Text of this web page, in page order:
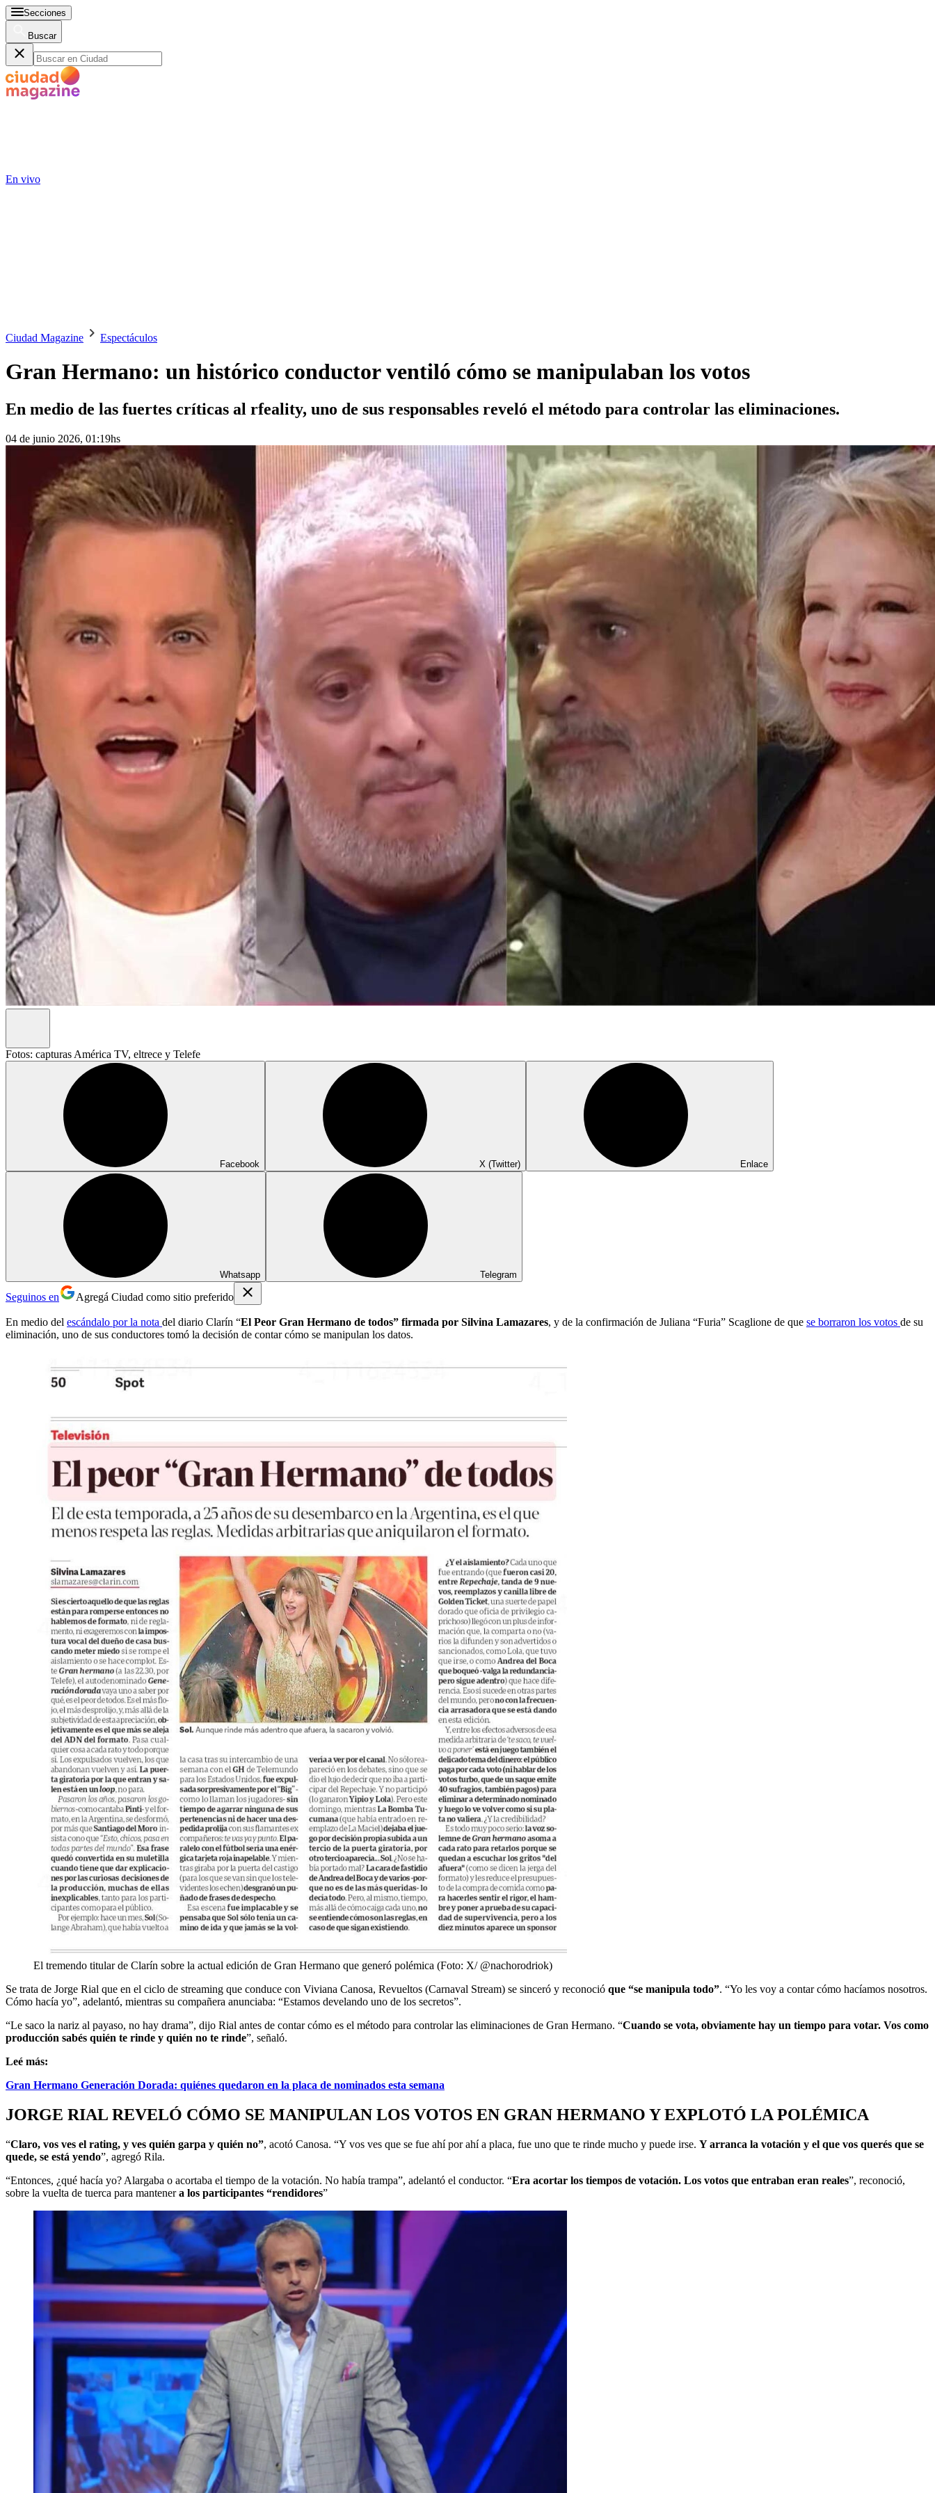
Secciones
Buscar
En vivo
Ciudad Magazine Espectáculos
Gran Hermano: un histórico conductor ventiló cómo se manipulaban los votos
En medio de las fuertes críticas al rfeality, uno de sus responsables reveló el método para controlar las eliminaciones.
04 de junio 2026, 01:19hs
Fotos: capturas América TV, eltrece y Telefe
Facebook X (Twitter) Enlace
Whatsapp Telegram
Seguinos en Agregá Ciudad como sitio preferido
En medio del escándalo por la nota del diario Clarín “El Peor Gran Hermano de todos” firmada por Silvina Lamazares, y de la confirmación de Juliana “Furia” Scaglione de que se borraron los votos de su
eliminación, uno de sus conductores tomó la decisión de contar cómo se manipulan los datos.
El tremendo titular de Clarín sobre la actual edición de Gran Hermano que generó polémica (Foto: X/ @nachorodriok)
Se trata de Jorge Rial que en el ciclo de streaming que conduce con Viviana Canosa, Revueltos (Carnaval Stream) se sinceró y reconoció que “se manipula todo”. “Yo les voy a contar cómo hacíamos nosotros.
Cómo hacía yo”, adelantó, mientras su compañera anunciaba: “Estamos develando uno de los secretos”.
“Le saco la nariz al payaso, no hay drama”, dijo Rial antes de contar cómo es el método para controlar las eliminaciones de Gran Hermano. “Cuando se vota, obviamente hay un tiempo para votar. Vos como
producción sabés quién te rinde y quién no te rinde”, señaló.
Leé más:
Gran Hermano Generación Dorada: quiénes quedaron en la placa de nominados esta semana
JORGE RIAL REVELÓ CÓMO SE MANIPULAN LOS VOTOS EN GRAN HERMANO Y EXPLOTÓ LA POLÉMICA
“Claro, vos ves el rating, y ves quién garpa y quién no”, acotó Canosa. “Y vos ves que se fue ahí por ahí a placa, fue uno que te rinde mucho y puede irse. Y arranca la votación y el que vos querés que se
quede, se está yendo”, agregó Rila.
“Entonces, ¿qué hacía yo? Alargaba o acortaba el tiempo de la votación. No había trampa”, adelantó el conductor. “Era acortar los tiempos de votación. Los votos que entraban eran reales”, reconoció,
sobre la vuelta de tuerca para mantenera los participantes “rendidores”